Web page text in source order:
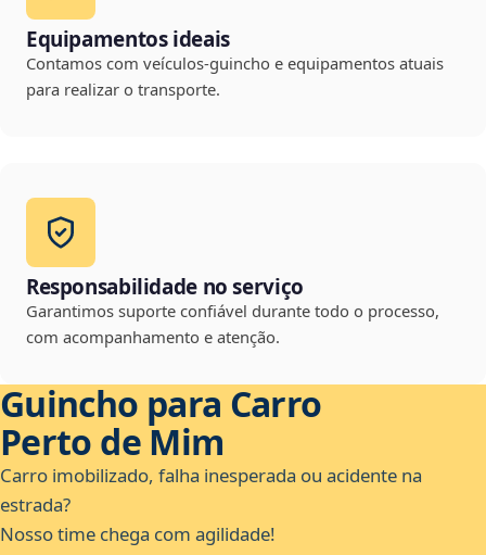
Equipamentos ideais
Contamos com veículos-guincho e equipamentos atuais
para realizar o transporte.
Responsabilidade no serviço
Garantimos suporte confiável durante todo o processo,
com acompanhamento e atenção.
Guincho para Carro
Perto de Mim
Carro imobilizado, falha inesperada ou acidente na
estrada?
Nosso time chega com agilidade!